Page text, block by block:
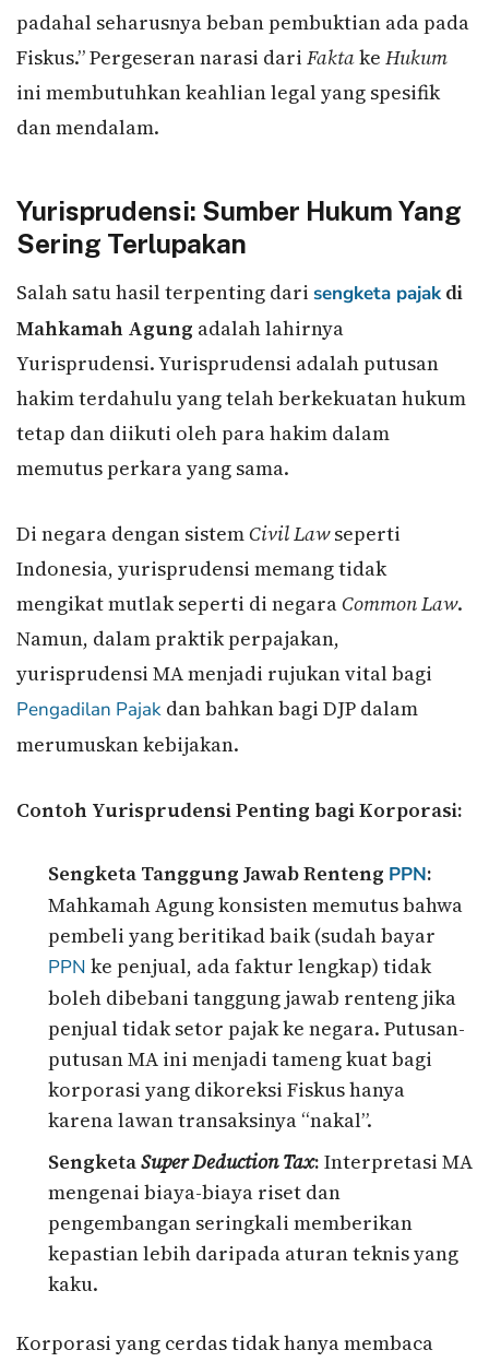
padahal seharusnya beban pembuktian ada pada
Fiskus.” Pergeseran narasi dari Faktake Hukum
ini membutuhkan keahlian legal yang spesifik
dan mendalam.
Yurisprudensi: Sumber Hukum Yang
Sering Terlupakan
Salah satu hasil terpenting dari sengketa pajak di
Mahkamah Agung adalah lahirnya
Yurisprudensi. Yurisprudensi adalah putusan
hakim terdahulu yang telah berkekuatan hukum
tetap dan diikuti oleh para hakim dalam
memutus perkara yang sama.
Di negara dengan sistemCivil Lawseperti
Indonesia, yurisprudensi memang tidak
mengikat mutlak seperti di negaraCommon Law.
Namun, dalam praktik perpajakan,
yurisprudensi MA menjadi rujukan vital bagi
Pengadilan Pajak dan bahkan bagi DJP dalam
merumuskan kebijakan.
Contoh Yurisprudensi Penting bagi Korporasi:
Sengketa Tanggung Jawab Renteng PPN:
Mahkamah Agung konsisten memutus bahwa
pembeli yang beritikad baik (sudah bayar
PPN ke penjual, ada faktur lengkap) tidak
boleh dibebani tanggung jawab renteng jika
penjual tidak setor pajak ke negara. Putusan-
putusan MA ini menjadi tameng kuat bagi
korporasi yang dikoreksi Fiskus hanya
karena lawan transaksinya “nakal”.
SengketaSuper Deduction Tax: Interpretasi MA
mengenai biaya-biaya riset dan
pengembangan seringkali memberikan
kepastian lebih daripada aturan teknis yang
kaku.
Korporasi yang cerdas tidak hanya membaca